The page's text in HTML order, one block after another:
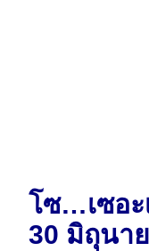
โซ…เซอะ
30 มิถุนา